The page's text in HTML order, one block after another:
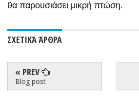
θα παρουσιάσει μικρή πτώση.
ΣΧΕΤΙΚΆ ΆΡΘΡΑ
« PREV
Blog post